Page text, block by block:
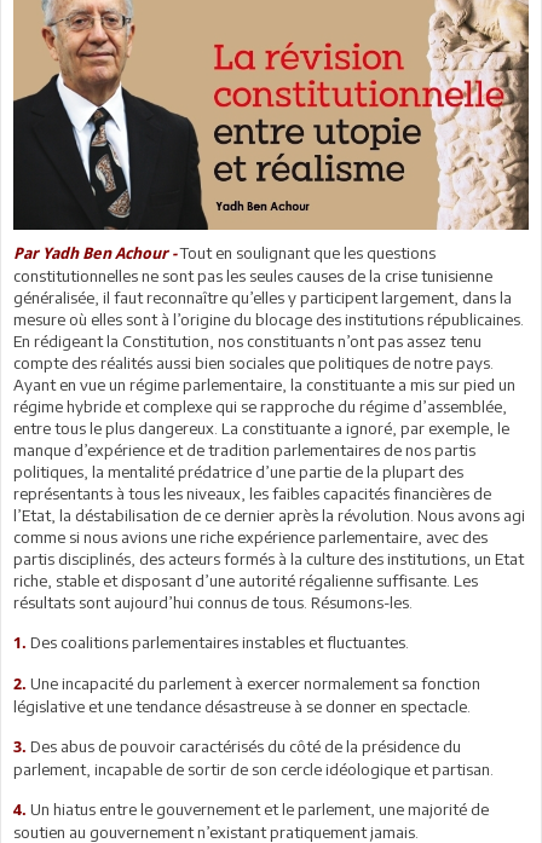
Par Yadh Ben Achour -Tout en soulignant que les questions
constitutionnelles ne sont pas les seules causes de la crise tunisienne
généralisée, il faut reconnaître qu’elles y participent largement, dans la
mesure où elles sont à l’origine du blocage des institutions républicaines.
En rédigeant la Constitution, nos constituants n’ont pas assez tenu
compte des réalités aussi bien sociales que politiques de notre pays.
Ayant en vue un régime parlementaire, la constituante a mis sur pied un
régime hybride et complexe qui se rapproche du régime d’assemblée,
entre tous le plus dangereux. La constituante a ignoré, par exemple, le
manque d’expérience et de tradition parlementaires de nos partis
politiques, la mentalité prédatrice d’une partie de la plupart des
représentants à tous les niveaux, les faibles capacités financières de
l’Etat, la déstabilisation de ce dernier après la révolution. Nous avons agi
comme si nous avions une riche expérience parlementaire, avec des
partis disciplinés, des acteurs formés à la culture des institutions, un Etat
riche, stable et disposant d’une autorité régalienne suffisante. Les
résultats sont aujourd’hui connus de tous. Résumons-les.
1. Des coalitions parlementaires instables et fluctuantes.
2. Une incapacité du parlement à exercer normalement sa fonction
législative et une tendance désastreuse à se donner en spectacle.
3. Des abus de pouvoir caractérisés du côté de la présidence du
parlement, incapable de sortir de son cercle idéologique et partisan.
4. Un hiatus entre le gouvernement et le parlement, une majorité de
soutien au gouvernement n’existant pratiquement jamais.